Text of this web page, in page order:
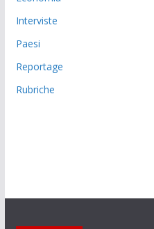
Interviste
Paesi
Reportage
Rubriche